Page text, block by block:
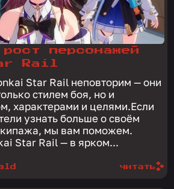
персонажей
Rail
Star Rail неповторим — они
стилем боя, но и
характерами и целями.Если
узнать больше о своём
мы вам поможем.
Star Rail — в ярком...
читать